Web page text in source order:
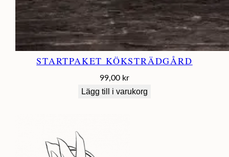
STARTPAKET KÖKSTRÄDGÅRD
99,00 kr
Lägg till i varukorg